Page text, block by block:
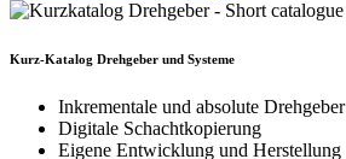
Kurz-Katalog Drehgeber und Systeme
Inkrementale und absolute Drehgeber
Digitale Schachtkopierung
Eigene Entwicklung und Herstellung